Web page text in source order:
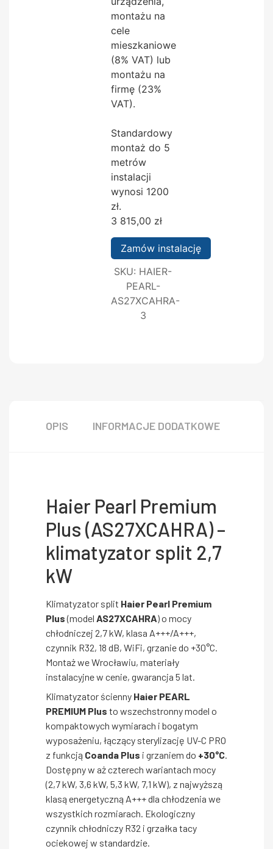
montażu na
cele
mieszkaniowe
(8% VAT) lub
montażu na
firmę (23%
VAT).
Standardowy
montaż do 5
metrów
instalacji
wynosi 1200
zł.
3 815,00 zł
Zamów instalację
SKU: HAIER-
PEARL-
AS27XCAHRA-
3
OPIS INFORMACJE DODATKOWE
Haier Pearl Premium
Plus (AS27XCAHRA) –
klimatyzator split 2,7
kW
Klimatyzator split Haier Pearl Premium
Plus(model AS27XCAHRA) o mocy
chłodniczej 2,7 kW, klasa A+++/A+++,
czynnik R32, 18 dB, WiFi, grzanie do +30°C.
Montaż we Wrocławiu, materiały
instalacyjne w cenie, gwarancja 5 lat.
Klimatyzator ścienny Haier PEARL
PREMIUM Plus to wszechstronny model o
kompaktowych wymiarach i bogatym
wyposażeniu, łączący sterylizację UV-C PRO
z funkcją Coanda Plus i grzaniem do +30°C
Dostępny w aż czterech wariantach mocy
(2,7 kW, 3,6 kW, 5,3 kW, 7,1 kW), z najwyższą
klasą energetyczną A+++ dla chłodzenia we
wszystkich rozmiarach. Ekologiczny
czynnik chłodniczy R32 i grzałka tacy
ociekowej w standardzie.